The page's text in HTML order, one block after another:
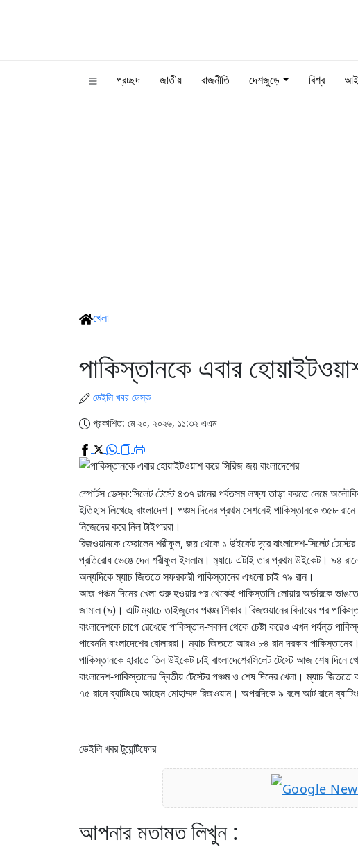
প্রচ্ছদ জাতীয় রাজনীতি দেশজুড়ে বিশ্ব
খেলা
পাকিস্তানকে এবার
ডেইলি খবর ডেস্ক
প্রকাশিত: মে ২০, ২০২৬, ১১:৩২ এএম
স্পোর্টস ডেস্ক:সিলেট টেস্টে ৪৩৭ রানের পর্বতসম লক্ষ্য তাড়া করতে নেমে
ইতিহাস লিখেছে বাংলাদেশ। পঞ্চম দিনের প্রথম সেশনেই পাকিস্তানকে ৩৫৮
নিজেদের করে নিল টাইগাররা।
রিজওয়ানকে ফেরালেন শরীফুল, জয় থেকে ১ উইকেট দূরে বাংলাদেশ-সিলেট টেস্টের
প্রতিরোধ ভেঙে দেন শরীফুল ইসলাম। ম‍্যাচে এটাই তার প্রথম উইকেট। ৯৪
অন্যদিকে ম্যাচ জিততে সফরকারী পাকিস্তানের এখনো চাই ৭৯ রান।
আজ পঞ্চম দিনের খেলা শুরু হওয়ার পর থেকেই পাকিস্তানি লোয়ার অর্ডারকে
জামাল (৯)। এটি ম্যাচে তাইজুলের পঞ্চম শিকার।রিজওয়ানের বিদায়ের পর
বাংলাদেশকে চাপে রেখেছে পাকিস্তান-সকাল থেকে চেষ্টা করেও এখন পর্যন্ত
পারেননি বাংলাদেশের বোলাররা। ম্যাচ জিততে আরও ৮৪ রান দরকার
পাকিস্তানকে হারাতে তিন উইকেট চাই বাংলাদেশেরসিলেট টেস্টে আজ শেষ
বাংলাদেশ-পাকিস্তানের দ্বিতীয় টেস্টের পঞ্চম ও শেষ দিনের খেলা। ম্যাচ
৭৫ রানে ব্যাটিংয়ে আছেন মোহাম্মদ রিজওয়ান। অপরদিকে ৯ বলে আট রানে
ডেইলি খবর টুয়েন্টিফোর
আপনার মতামত লিখুন :